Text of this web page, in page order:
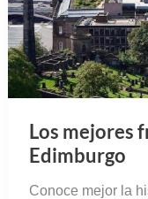
Los mejores
Edimburgo
Conoce mejor la